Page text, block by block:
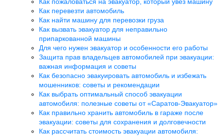
Как перевезти автомобиль
Как найти машину для перевозки груза
Как вызвать эвакуатор для неправильно
припаркованной машины
Для чего нужен эвакуатор и особенности его работы
Защита прав владельцев автомобилей при эвакуации:
важная информация и советы
Как безопасно эвакуировать автомобиль и избежать
мошенников: советы и рекомендации
Как выбрать оптимальный способ эвакуации
автомобиля: полезные советы от «Саратов-Эвакуатор»
Как правильно хранить автомобиль в гараже после
эвакуации: советы для сохранения и долговечности
Как рассчитать стоимость эвакуации автомобиля: